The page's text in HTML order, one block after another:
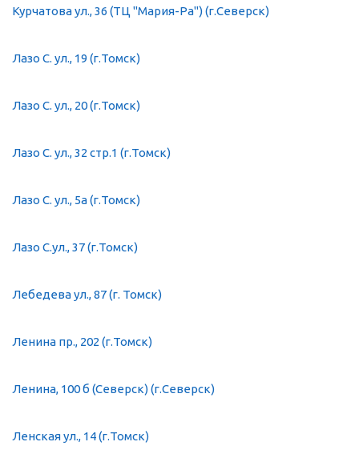
Курчатова ул., 36 (ТЦ "Мария-Ра") (г.Северск)
Лазо С. ул., 19 (г.Томск)
Лазо С. ул., 20 (г.Томск)
Лазо С. ул., 32 стр.1 (г.Томск)
Лазо С. ул., 5а (г.Томск)
Лазо С.ул., 37 (г.Томск)
Лебедева ул., 87 (г. Томск)
Ленина пр., 202 (г.Томск)
Ленина, 100 б (Северск) (г.Северск)
Ленская ул., 14 (г.Томск)